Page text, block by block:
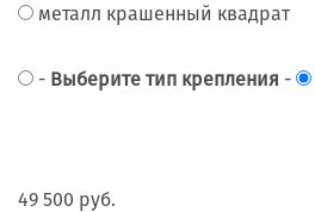
металл крашенный квадрат
- Выберите тип крепления -
49 500 руб.